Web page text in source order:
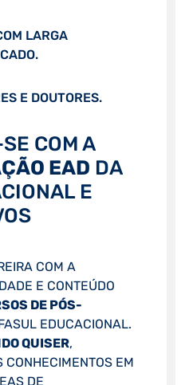
LARGA
E DOUTORES.
COM A
EAD DA
E
COM A
E CONTEÚDO
DE PÓS-
EDUCACIONAL.
QUISER,
CONHECIMENTOS EM
DE